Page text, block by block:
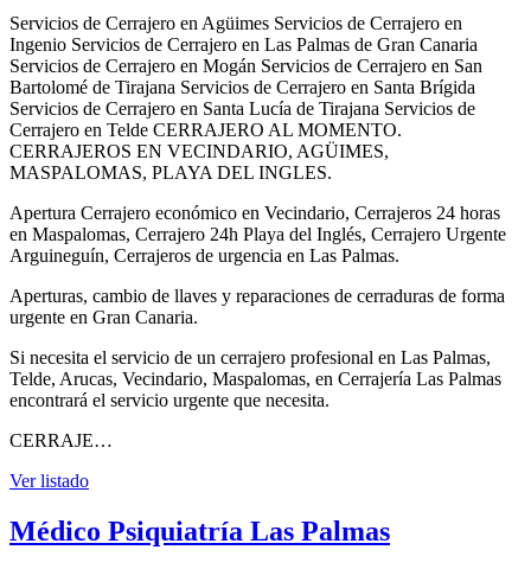
Servicios de Cerrajero en Agüimes Servicios de Cerrajero en
Ingenio Servicios de Cerrajero en Las Palmas de Gran Canaria
Servicios de Cerrajero en Mogán Servicios de Cerrajero en San
Bartolomé de Tirajana Servicios de Cerrajero en Santa Brígida
Servicios de Cerrajero en Santa Lucía de Tirajana Servicios de
Cerrajero en Telde CERRAJERO AL MOMENTO.
CERRAJEROS EN VECINDARIO, AGÜIMES,
MASPALOMAS, PLAYA DEL INGLES.
Apertura Cerrajero económico en Vecindario, Cerrajeros 24 horas
en Maspalomas, Cerrajero 24h Playa del Inglés, Cerrajero Urgente
Arguineguín, Cerrajeros de urgencia en Las Palmas.
Aperturas, cambio de llaves y reparaciones de cerraduras de forma
urgente en Gran Canaria.
Si necesita el servicio de un cerrajero profesional en Las Palmas,
Telde, Arucas, Vecindario, Maspalomas, en Cerrajería Las Palmas
encontrará el servicio urgente que necesita.
CERRAJE…
Ver listado
Médico Psiquiatría Las Palmas